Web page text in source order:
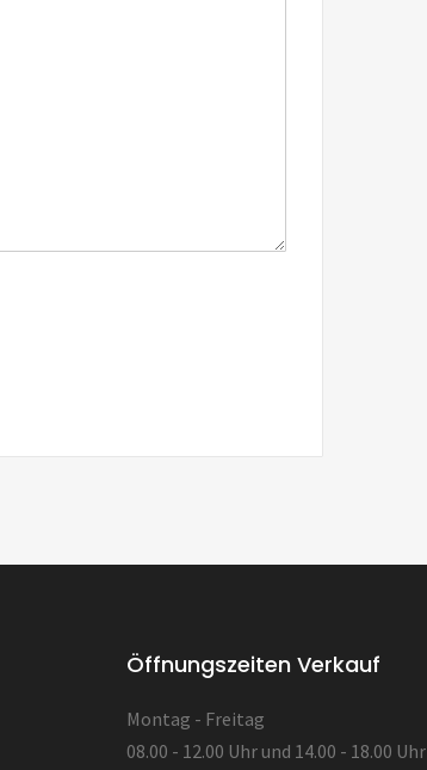
Öffnungszeiten Verkauf
Montag - Freitag
08.00 - 12.00 Uhr und 14.00 - 18.00 Uhr